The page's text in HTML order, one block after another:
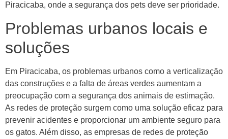
Piracicaba, onde a segurança dos pets deve ser prioridade.
Problemas urbanos locais e
soluções
Em Piracicaba, os problemas urbanos como a verticalização
das construções e a falta de áreas verdes aumentam a
preocupação com a segurança dos animais de estimação.
As redes de proteção surgem como uma solução eficaz para
prevenir acidentes e proporcionar um ambiente seguro para
os gatos. Além disso, as empresas de redes de proteção